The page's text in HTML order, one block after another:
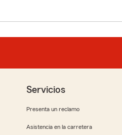
Servicios
Presenta un reclamo
Asistencia en la carretera